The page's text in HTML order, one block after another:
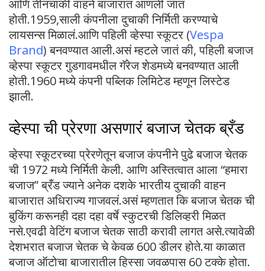
आणि तीनचाकी वाहने बाजारात आणली जात
होती.1959,साली कंपनीला दुचाकी निर्मिती करण्याचे
लायसन्स मिळालं.आणि पहिली व्हेस्पा स्कूटर (Vespa
Brand) बनवण्यात आली.असं म्हटले जातं की, पहिली बजाज
व्हेस्पा स्कूटर गुडगावमधील गॅरेज शेडमध्ये बनवण्यात आली
होती.1960 मध्ये कंपनी पब्लिक लिमिटेड म्हणून लिस्टेड
झाली.
व्हेस्पा ची प्रेरणा असणारं बजाज चेतक ब्रँड
व्हेस्पा स्कूटरच्या प्रेरणेतून बजाज कंपनीने पुढे बजाज चेतक
ची 1972 मध्ये निर्मिती केली. आणि अस्तित्वात आला “हमारा
बजाज” ब्रँड ज्याने अनेक दशके भारतीय दुचाकी वाहन
बाजारात अधिराज्य गाजवलं.असं म्हणतात कि बजाज चेतक ची
बुकिंग करूनही दहा दहा वर्षे स्कुटरची डिलिव्हरी मिळत
नसे.एवढी वेटिंग बजाज चेतक साठी करावी लागत असे.त्यावेळी
देशभरात बजाज चेतक चे केवळ 600 डीलर होते.या काळात
बजाज ऑटोचा बाजारातील हिस्सा जवळपास 60 टक्के होता.